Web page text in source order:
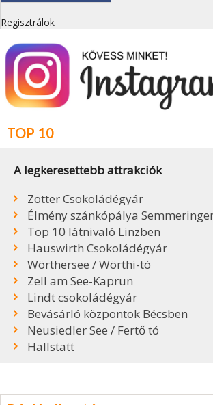
Regisztrálok
TOP 10
A legkeresettebb attrakciók
Zotter Csokoládégyár
Élmény szánkópálya
Top 10 látnivaló Linzben
Hauswirth Csokoládégyár
Wörthersee / Wörthi-tó
Zell am See-Kaprun
Lindt csokoládégyár
Bevásárló központok Bécsben
Neusiedler See / Fertő tó
Hallstatt